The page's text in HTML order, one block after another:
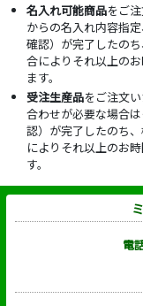
名入れ可能商品をご
からの名入れ内容指
確認）が完了したの
合によりそれ以上の
ます。
受注生産品をご注文
合わせが必要な場合
認）が完了したのち
によりそれ以上のお
す。
電